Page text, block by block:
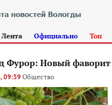
Лента Официально Топ
Фурор: Новый фаворит
09:39Общество